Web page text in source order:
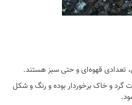
تعدادی قهوه‌ای و حتی سبز هستند.
گرد و خاک برخوردار بوده و رنگ و شکل